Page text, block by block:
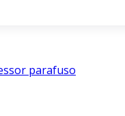
parafuso